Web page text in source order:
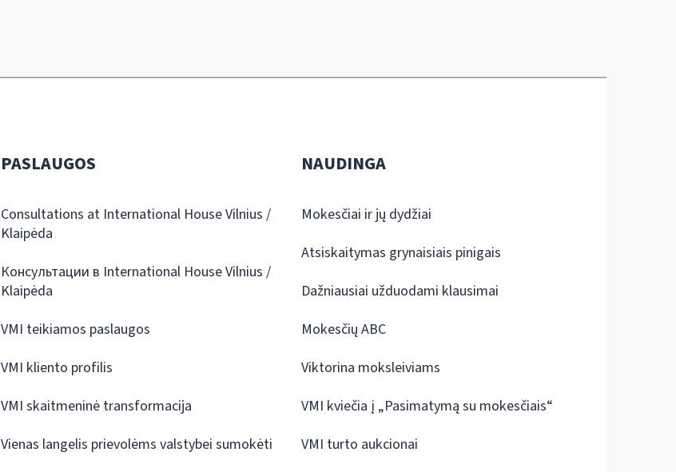
PASLAUGOS
Consultations at International House Vilnius /
Klaipėda
Консультации в International House Vilnius /
Klaipėda
VMI teikiamos paslaugos
VMI kliento profilis
VMI skaitmeninė transformacija
Vienas langelis prievolėms valstybei sumokėti
NAUDINGA
Mokesčiai ir jų dydžiai
Atsiskaitymas grynaisiais pinigais
Dažniausiai užduodami klausimai
Mokesčių ABC
Viktorina moksleiviams
VMI kviečia į „Pasimatymą su mokesčiais“
VMI turto aukcionai